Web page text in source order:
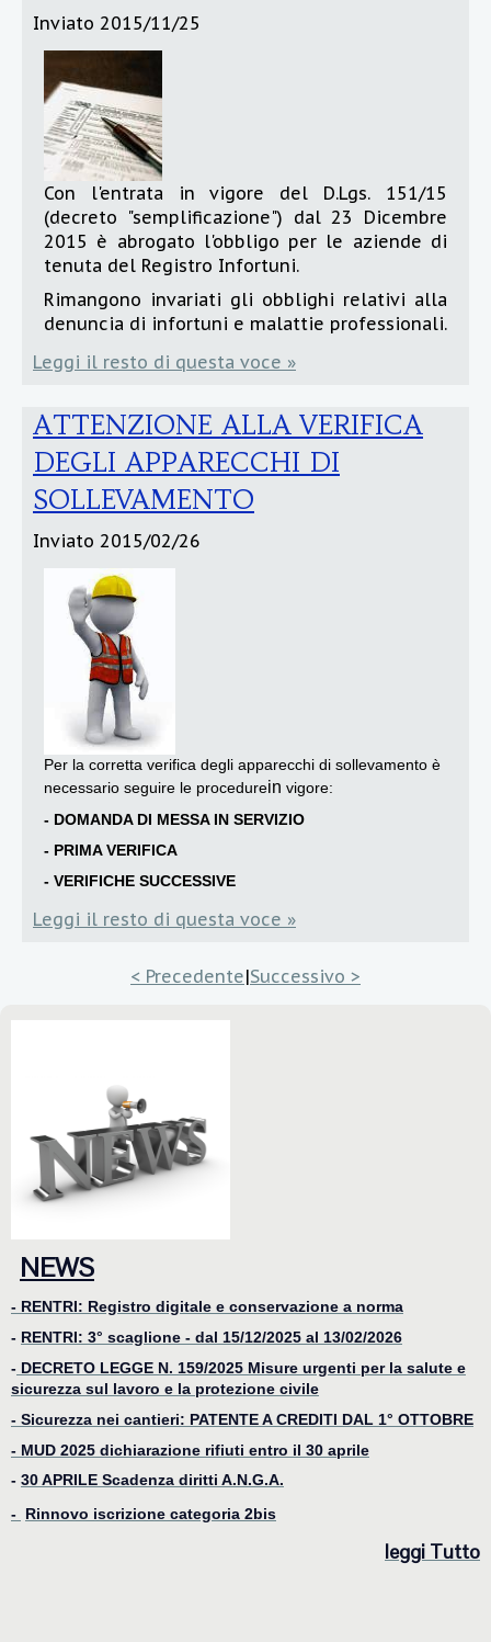
Inviato 2015/11/25
Con l'entrata in vigore del D.Lgs. 151/15
(decreto "semplificazione") dal 23 Dicembre
2015 è abrogato l'obbligo per le aziende di
tenuta del Registro Infortuni.
Rimangono invariati gli obblighi relativi alla
denuncia di infortuni e malattie professionali.
Leggi il resto di questa voce »
ATTENZIONE ALLA VERIFICA
DEGLI APPARECCHI DI
SOLLEVAMENTO
Inviato 2015/02/26
Per la corretta verifica degli apparecchi di sollevamento è
necessario seguire le procedurein vigore:
- DOMANDA DI MESSA IN SERVIZIO
- PRIMA VERIFICA
- VERIFICHE SUCCESSIVE
Leggi il resto di questa voce »
< Precedente|Successivo >
NEWS
- RENTRI: Registro digitale e conservazione a norma
- RENTRI: 3° scaglione - dal 15/12/2025 al 13/02/2026
- DECRETO LEGGE N. 159/2025 Misure urgenti per la salute e
sicurezza sul lavoro e la protezione civile
- Sicurezza nei cantieri: PATENTE A CREDITI DAL 1° OTTOBRE
- MUD 2025 dichiarazione rifiuti entro il 30 aprile
- 30 APRILE Scadenza diritti A.N.G.A.
- Rinnovo iscrizione categoria 2bis
leggi Tutto